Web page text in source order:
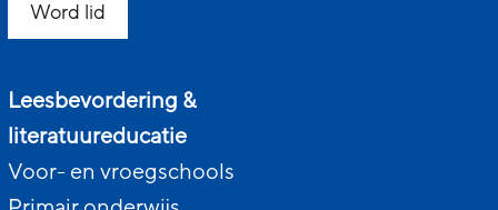
Word lid
Leesbevordering &
literatuureducatie
Voor- en vroegschools